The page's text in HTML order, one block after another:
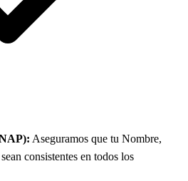
Aseguramos que tu Nombre,
consistentes en todos los